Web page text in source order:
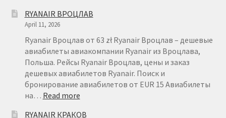
КАТОВИЦЕ
RYANAIR ВРОЦЛАВ
April 11, 2026
Ryanair Вроцлав от 63 zł Ryanair Вроцлав – дешевые
авиабилеты авиакомпании Ryanair из Вроцлава,
Польша. Рейсы Ryanair Вроцлав, цены и заказ
дешевых авиабилетов Ryanair. Поиск и
бронирование авиабилетов от EUR 15 Авиабилеты
на… Read more:
RYANAIR КРАКОВ